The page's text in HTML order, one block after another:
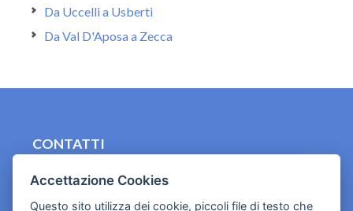
Da Uccelli a Usberti
Da Val D'Aposa a Zecca
CONTATTI
Cookies e informativa privacy
Accettazione Cookies
Questo sito utilizza dei cookie, piccoli file di testo che